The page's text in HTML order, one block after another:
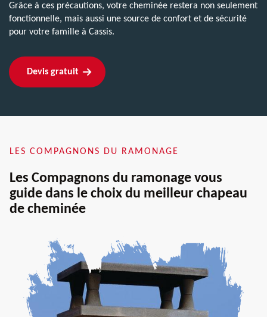
Grâce à ces précautions, votre cheminée restera non seulement
fonctionnelle, mais aussi une source de confort et de sécurité
pour votre famille à Cassis.
Devis gratuit
LES COMPAGNONS DU RAMONAGE
Les Compagnons du ramonage vous
guide dans le choix du meilleur chapeau
de cheminée